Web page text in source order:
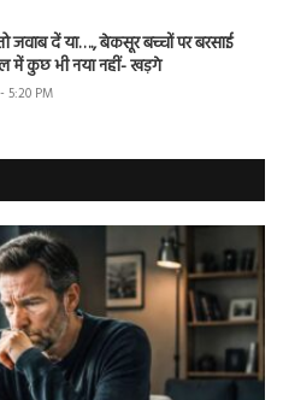
जवाब दें या…., बेकसूर बच्चों पर बरसाई
में कुछ भी नया नहीं- खड़गे
5:20 PM